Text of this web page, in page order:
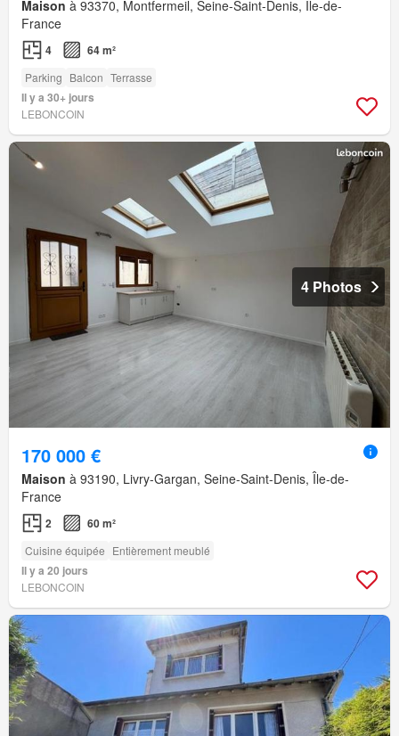
Maison à 93370, Montfermeil, Seine-Saint-Denis, Île-de-
France
4 64 m²
Parking Balcon Terrasse
Il y a 30+ jours
LEBONCOIN
4 Photos
170 000 €
Maison à 93190, Livry-Gargan, Seine-Saint-Denis, Île-de-
France
2 60 m²
Cuisine équipée Entièrement meublé
Il y a 20 jours
LEBONCOIN